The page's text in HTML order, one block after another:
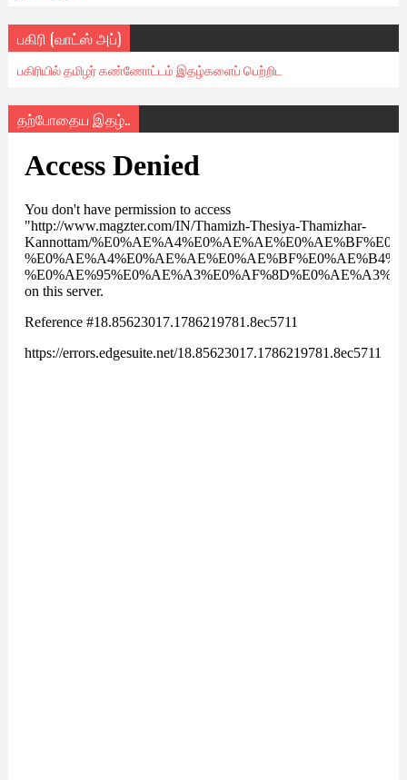
பகிரி (வாட்ஸ் அப்)
பகிரியில் தமிழர் கண்ணோட்டம் இதழ்களைப் பெற்றிட
தற்போதைய இதழ்..